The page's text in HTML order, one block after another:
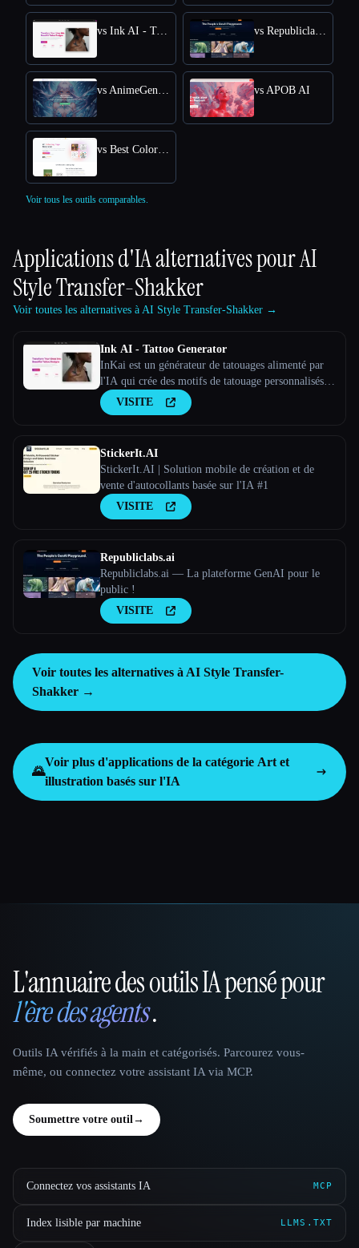
vs Ink AI - Tattoo Generator vs Republiclabs.ai
vs AnimeGenius vs APOB AI
vs Best Coloring Pages AI
Voir tous les outils comparables.
Applications d'IA alternatives pourAI
Style Transfer-Shakker
Voir toutes les alternatives à AI Style Transfer-Shakker →
Ink AI - Tattoo Generator
InKai est un générateur de tatouages alimenté par
l'IA qui crée des motifs de tatouage personnalisés
en fonction des saisies de l'utilisateur.
VISITE
StickerIt.AI
StickerIt.AI | Solution mobile de création et de
vente d'autocollants basée sur l'IA #1
VISITE
Republiclabs.ai
Republiclabs.ai — La plateforme GenAI pour le
public !
VISITE
Voir toutes les alternatives à AI Style Transfer-
Shakker →
🌄
Voir plus d'applications de la catégorie Art et
illustration basés sur l'IA
That AI Collection
L'annuaire des outils IA pensé pour
l'ère des agents.
Outils IA vérifiés à la main et catégorisés. Parcourez vous-
même, ou connectez votre assistant IA via MCP.
Soumettre votre outil→
Connectez vos assistants IA MCP
Index lisible par machine LLMS.TXT